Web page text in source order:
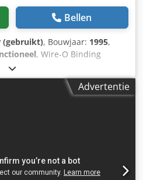
Bellen
(gebruikt), Bouwjaar: 1995,
, Wire-O Binding
voor A4 & A5 vellen.
x 330mm Minimaal
Papiervoorraad 50gsm tot
Advertentie